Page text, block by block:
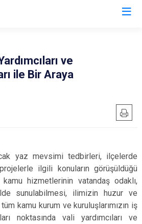
ve
ile Bir Araya
yaz mevsimi tedbirleri, ilçelerde
ilgili konuların görüşüldüğü
hizmetlerinin vatandaş odaklı,
sunulabilmesi, ilimizin huzur ve
kamu kurum ve kuruluşlarımızın iş
noktasında vali yardımcıları ve